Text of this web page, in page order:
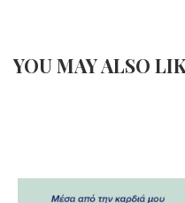
YOU MAY ALSO